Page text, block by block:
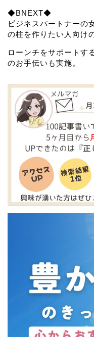
◆BNEXT◆
ビジネスパートナーの
の柱を作りたい人向け
ローンチをサポートす
のお手伝いも実施。